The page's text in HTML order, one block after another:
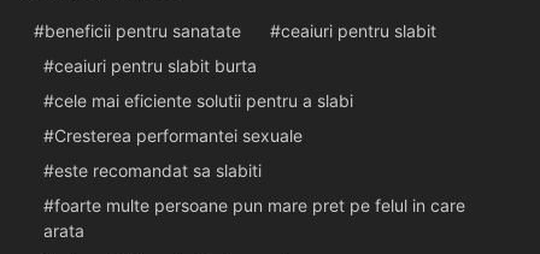
beneficii pentru sanatate
ceaiuri pentru slabit
ceaiuri pentru slabit burta
cele mai eficiente solutii pentru a slabi
Cresterea performantei sexuale
este recomandat sa slabiti
foarte multe persoane pun mare pret pe felul in care
arata